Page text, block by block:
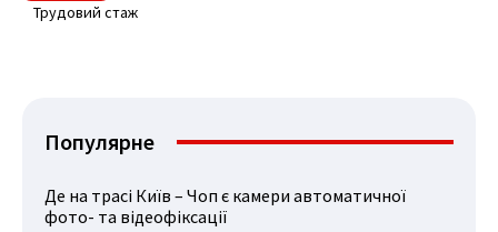
Трудовий стаж
Популярне
Де на трасі Київ – Чоп є камери автоматичної
фото- та відеофіксації